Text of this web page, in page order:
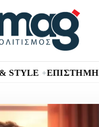
STYLE +ΕΠΙΣΤΗΜΗ